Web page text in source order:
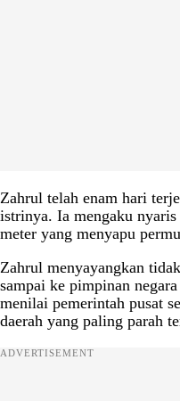
Zahrul telah enam hari
istrinya. Ia mengaku
meter yang menyapu
Zahrul menyayangkan
sampai ke pimpinan
menilai pemerintah pusat
daerah yang paling parah
ADVERTISEMENT